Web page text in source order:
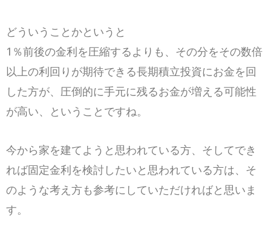
どういうことかというと
1％前後の金利を圧縮するよりも、その分をその数倍
以上の利回りが期待できる長期積立投資にお金を回
した方が、圧倒的に手元に残るお金が増える可能性
が高い、ということですね。
今から家を建てようと思われている方、そしてでき
れば固定金利を検討したいと思われている方は、そ
のような考え方も参考にしていただければと思いま
す。